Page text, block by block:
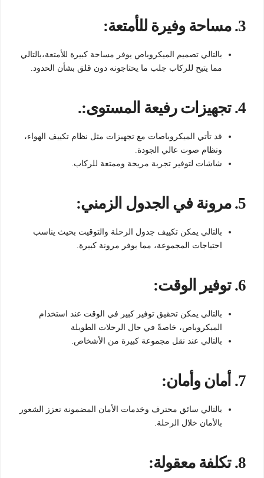
3. مساحة وفيرة للأمتعة:
بالتالي تصميم الميكروباص يوفر مساحة كبيرة للأمتعة،بالتالي
مما يتيح للركاب جلب ما يحتاجونه دون قلق بشأن الحدود.
4. تجهيزات رفيعة المستوى:.
قد تأتي الميكروباصات مع تجهيزات مثل نظام تكييف الهواء،
ونظام صوت عالي الجودة.
شاشات لتوفير تجربة مريحة وممتعة للركاب.
5. مرونة في الجدول الزمني:
بالتالي يمكن تكييف جدول الرحلة والتوقيت بحيث يناسب
احتياجات المجموعة، مما يوفر مرونة كبيرة.
6. توفير الوقت:
بالتالي يمكن تحقيق توفير كبير في الوقت عند استخدام
الميكروباص، خاصةً في حال الرحلات الطويلة
بالتالي عند نقل مجموعة كبيرة من الأشخاص.
7. أمان وأمان:
بالتالي سائق محترف وخدمات الأمان المضمونة تعزز الشعور
بالأمان خلال الرحلة.
8. تكلفة معقولة: